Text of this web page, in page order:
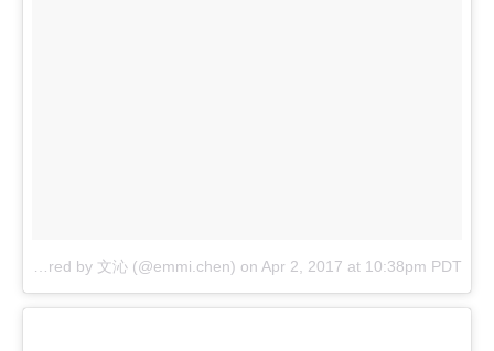
A post shared by 文沁 (@emmi.chen) onApr 2, 2017 at 10:38pm PDT